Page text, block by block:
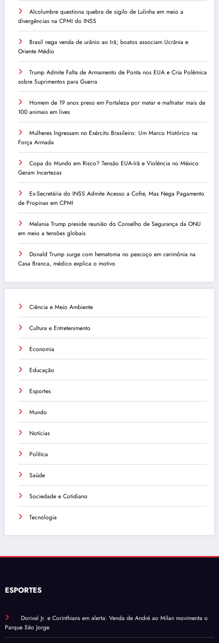
Alcolumbre questiona quebra de sigilo de Lulinha em meio a
divergências na CPMI do INSS
Brasil nega venda de urânio ao Irã; boatos associam Ucrânia e
Oriente Médio
Trump Admite Falta de Armamento de Ponta nos EUA e Cria Polêmica
sobre Suprimentos para Guerra
Homem de 19 anos preso em Fortaleza por matar e maltratar mais de
100 animais em lives
Mulheres Ingressam no Exército Brasileiro: Um Marco Histórico na
Força Armada
Copa do Mundo em Risco? Tensão EUA-Irã e Violência no México
Geram Incertezas
Ex-Secretária do INSS Admite Acesso a Cofre, Mas Nega Pagamento
de Propinas em CPMI
Melania Trump preside reunião do Conselho de Segurança da ONU
em meio a tensões globais
Donald Trump surge com hematoma no pescoço em cerimônia na
Casa Branca, médico explica o motivo
Ciência e Meio Ambiente
Cultura e Entretenimento
Economia
Educação
Esportes
Mundo
Notícias
Política
Saúde
Sociedade e Cotidiano
Tecnologia
ESPORTES
Dorival Jr. e Corinthians em alerta: Venda de André ao Milan movimenta o
Parque São Jorge